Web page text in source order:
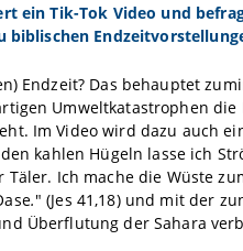
ein Tik-Tok Video und
biblischen
Endzeit? Das behauptet
Umweltkatastrophen
Im Video wird dazu auch
kahlen Hügeln lasse ich
Ich mache die Wüste
." (Jes 41,18) und mit der
Überflutung der Sahara